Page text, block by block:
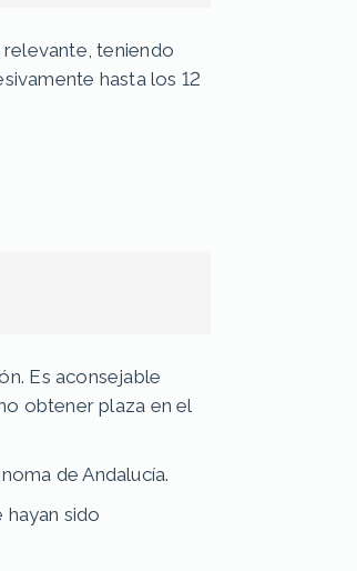
relevante, teniendo
hasta los 12
Es aconsejable
obtener plaza en el
de Andalucía.
sido